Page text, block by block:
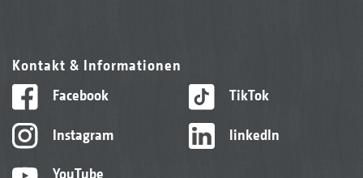
Kontakt & Informationen
Facebook
Instagram
YouTube
TikTok
linkedIn